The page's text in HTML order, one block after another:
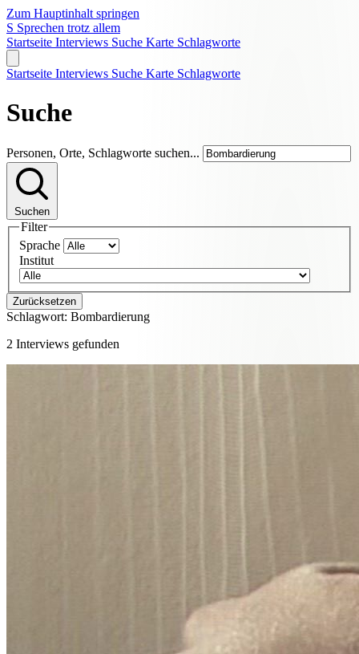
Zum Hauptinhalt springen
S Sprechen trotz allem
Startseite Interviews Suche Karte Schlagworte
Startseite Interviews Suche Karte Schlagworte
Suche
Personen, Orte, Schlagworte suchen...
Suchen
Filter
Sprache
Institut
Zurücksetzen
Schlagwort: Bombardierung
2 Interviews gefunden